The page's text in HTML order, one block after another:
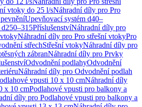
vtoky do 25 l/sNáhradní díly pro Pro
Upevňovací systém d40–
PříslušenstvíNáhradní díly pro
Náhradní díly pro Pro střešní vtokyPro
střechStřešní vtokyNáhradní díly pro
zábranNáhradní díly pro Prvky
Odvodnění podlahyOdvodnění
Náhradní díly pro Odvodnění podlah
vpusti 10 x 10 cmNáhradní díly
x 10 cmPodlahové vpusti pro balkony a
díly pro Podlahové vpusti pro balkony a